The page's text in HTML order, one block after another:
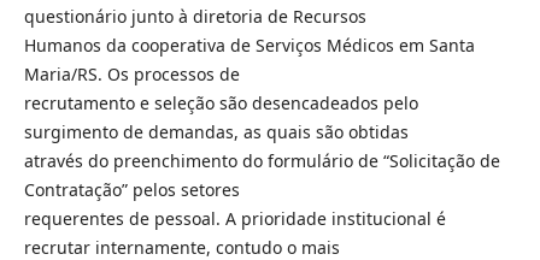
questionário junto à diretoria de Recursos
Humanos da cooperativa de Serviços Médicos em Santa
Maria/RS. Os processos de
recrutamento e seleção são desencadeados pelo
surgimento de demandas, as quais são obtidas
através do preenchimento do formulário de “Solicitação de
Contratação” pelos setores
requerentes de pessoal. A prioridade institucional é
recrutar internamente, contudo o mais